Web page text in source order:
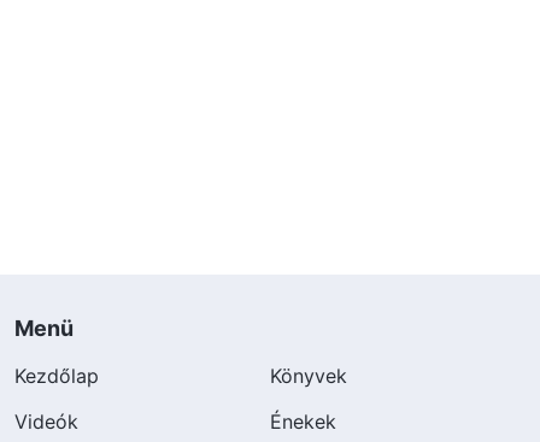
Menü
Kezdőlap
Könyvek
Videók
Énekek